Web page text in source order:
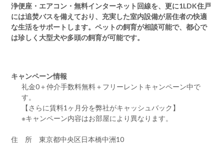
浄便座・エアコン・無料インターネット回線を、更に1LDK住戸
には追焚バスを備えており、充実した室内設備が居住者の快適
な生活をサポートします。ペットの飼育が相談可能で、都心で
は珍しく大型犬や多頭の飼育が可能です。
キャンペーン情報
礼金0＋仲介手数料無料＋ フリーレント キャンペーン中で
す。
【さらに賃料1ヶ月分を弊社がキャッシュバック】
※キャンペーン内容はお部屋により異なります。
住 所 東京都中央区日本橋中洲10